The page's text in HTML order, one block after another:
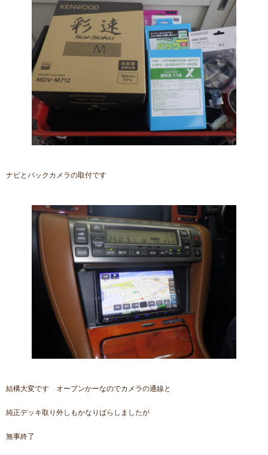
ナビとバックカメラの取付です
結構大変です オープンかーなのでカメラの通線と
純正デッキ取り外しもかなりばらしましたが
無事終了